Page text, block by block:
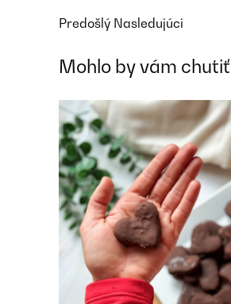
Predošlý Nasledujúci
Mohlo by vám chutiť